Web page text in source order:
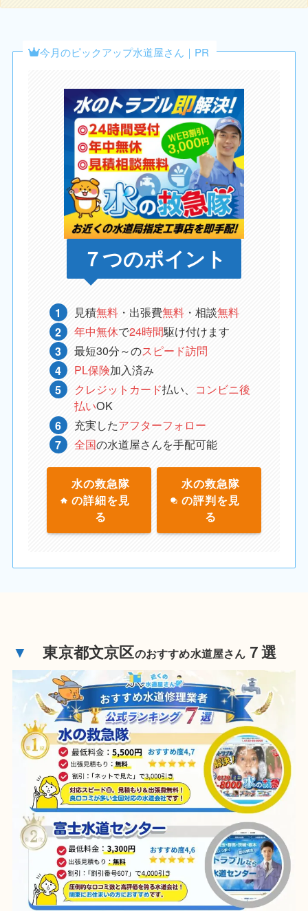
今月のピックアップ水道屋さん｜PR
７つのポイント
見積無料 ・出張費無料 ・相談無料
年中無休で24時間駆け付けます
最短30分～のスピード訪問
PL保険加入済み
クレジットカード払い、 コンビニ後
払いOK
充実したアフターフォロー
全国の水道屋さんを手配可能
水の救急隊
の詳細を見
る
水の救急隊
の評判を見
る
▼ 東京都文京区のおすすめ水道屋さん ７選